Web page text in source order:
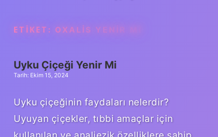
ETIKET: OXALIS YENIR MI
Uyku Çiçeği Yenir Mi
Tarih: Ekim 15, 2024
Uyku çiçeğinin faydaları nelerdir?
Uyuyan çiçekler, tıbbi amaçlar için